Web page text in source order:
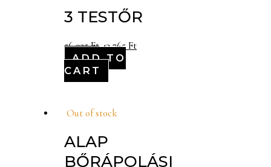
3 TESTŐR
56,025Ft 43,765Ft
ADD TO
CART
Out of stock
ALAP
BŐRÁPOLÁSI